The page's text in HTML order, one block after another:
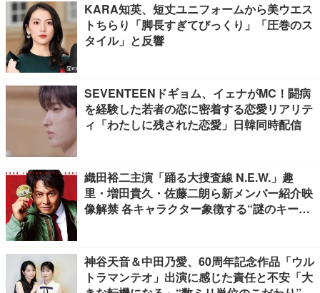
KARA知英、短丈ユニフォームから美ウエス
トちらり「脚長すぎてびっくり」「圧巻のス
タイル」と反響
SEVENTEENドギョム、イェナがMC！闘病
を経験した若者の恋に密着する恋愛リアリテ
ィ「わたしに残された恋愛」日韓同時配信
織田裕二主演「踊る大捜査線 N.E.W.」趣
里・増田貴久・佐藤二朗ら新メンバー紹介映
像解禁 各キャラクター象徴する“謎のキーワ
神谷天音＆中田乃愛、60周年記念作品「ウル
トラマンテオ」出演に感じた責任と不安「大